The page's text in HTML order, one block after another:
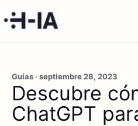
Guías · septiembre 28, 2023
Descubre
ChatGPT